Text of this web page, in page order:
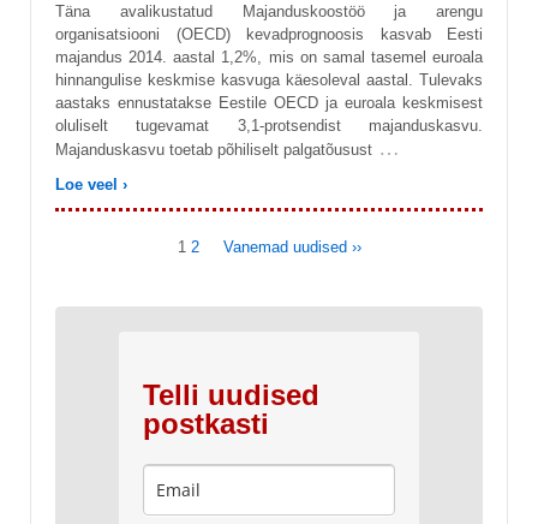
Täna avalikustatud Majanduskoostöö ja arengu
organisatsiooni (OECD) kevadprognoosis kasvab Eesti
majandus 2014. aastal 1,2%, mis on samal tasemel euroala
hinnangulise keskmise kasvuga käesoleval aastal. Tulevaks
aastaks ennustatakse Eestile OECD ja euroala keskmisest
oluliselt tugevamat 3,1-protsendist majanduskasvu.
Majanduskasvu toetab põhiliselt palgatõusust …
Loe veel ›
1 2 Vanemad uudised ››
Telli uudised
postkasti